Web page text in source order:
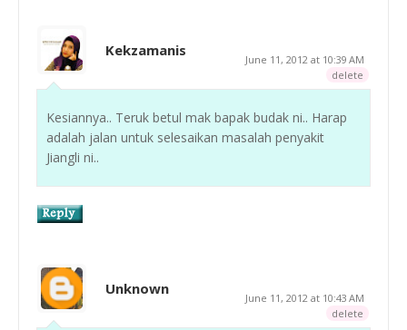
Kekzamanis
June 11, 2012 at 10:39 AM
delete
Kesiannya.. Teruk betul mak bapak budak ni.. Harap
adalah jalan untuk selesaikan masalah penyakit
Jiangli ni..
Unknown
June 11, 2012 at 10:43 AM
delete